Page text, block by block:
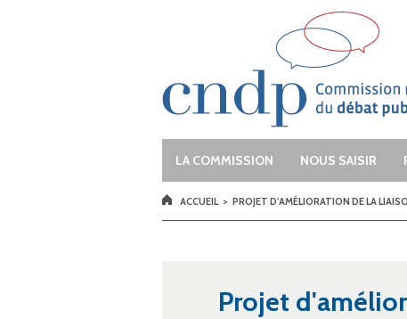
LA COMMISSION NOUS SAISIR
VOUS ÊTES ICI
ACCUEIL > PROJET D'AMÉLIORATION DE LA
Projet